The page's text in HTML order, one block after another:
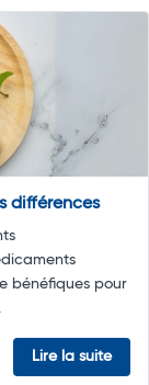
différences
bénéfiques pour
Lire la suite